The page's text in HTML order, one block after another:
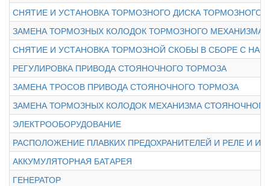
СНЯТИЕ И УСТАНОВКА ТОРМОЗНОГО ДИСКА ТОРМОЗНОГО
ЗАМЕНА ТОРМОЗНЫХ КОЛОДОК ТОРМОЗНОГО МЕХАНИЗМА
СНЯТИЕ И УСТАНОВКА ТОРМОЗНОЙ СКОБЫ В СБОРЕ С
РЕГУЛИРОВКА ПРИВОДА СТОЯНОЧНОГО ТОРМОЗА
ЗАМЕНА ТРОСОВ ПРИВОДА СТОЯНОЧНОГО ТОРМОЗА
ЗАМЕНА ТОРМОЗНЫХ КОЛОДОК МЕХАНИЗМА
ЭЛЕКТРООБОРУДОВАНИЕ
РАСПОЛОЖЕНИЕ ПЛАВКИХ ПРЕДОХРАНИТЕЛЕЙ И РЕЛЕ И ИХ
АККУМУЛЯТОРНАЯ БАТАРЕЯ
ГЕНЕРАТОР